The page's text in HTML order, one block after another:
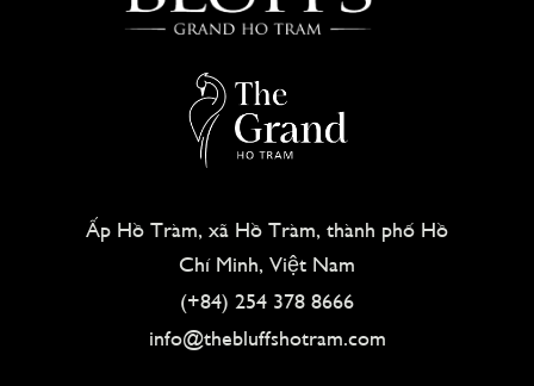
Ấp Hồ Tràm, xã Hồ Tràm, thành phố Hồ
Chí Minh, Việt Nam
(+84) 254 378 8666
info@thebluffshotram.com